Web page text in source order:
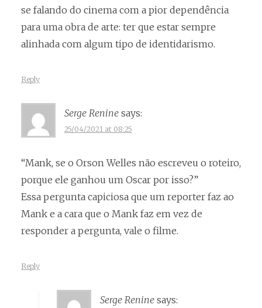
se falando do cinema com a pior dependência
para uma obra de arte: ter que estar sempre
alinhada com algum tipo de identidarismo.
Reply
Serge Renine says:
25/04/2021 at 08:25
“Mank, se o Orson Welles não escreveu o roteiro,
porque ele ganhou um Oscar por isso?”
Essa pergunta capiciosa que um reporter faz ao
Mank e a cara que o Mank faz em vez de
responder a pergunta, vale o filme.
Reply
Serge Renine says: